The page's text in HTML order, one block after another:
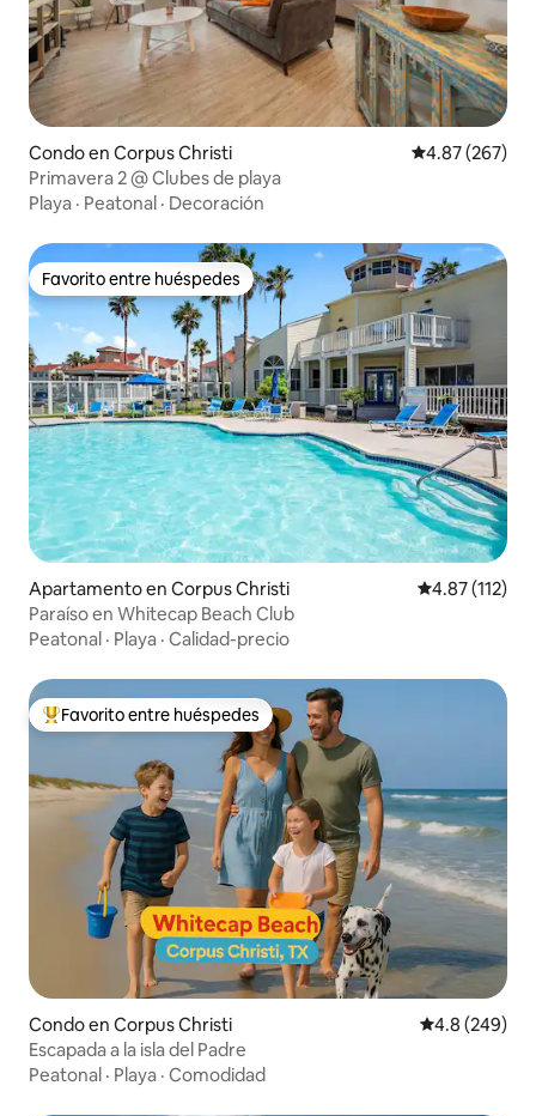
Condo en Corpus Christi Calificación
4.87 (267)
Primavera 2 @ Clubes de playa
Playa · Peatonal · Decoración
Favorito entre huéspedes
Favorito entre huéspedes
Apartamento en Corpus Christi Calificación
4.87 (112)
Paraíso en Whitecap Beach Club
Peatonal · Playa · Calidad-precio
Favorito entre huéspedes preferido
Favorito entre huéspedes
Condo en Corpus Christi Calificación
4.8 (249)
Escapada a la isla del Padre
Peatonal · Playa · Comodidad